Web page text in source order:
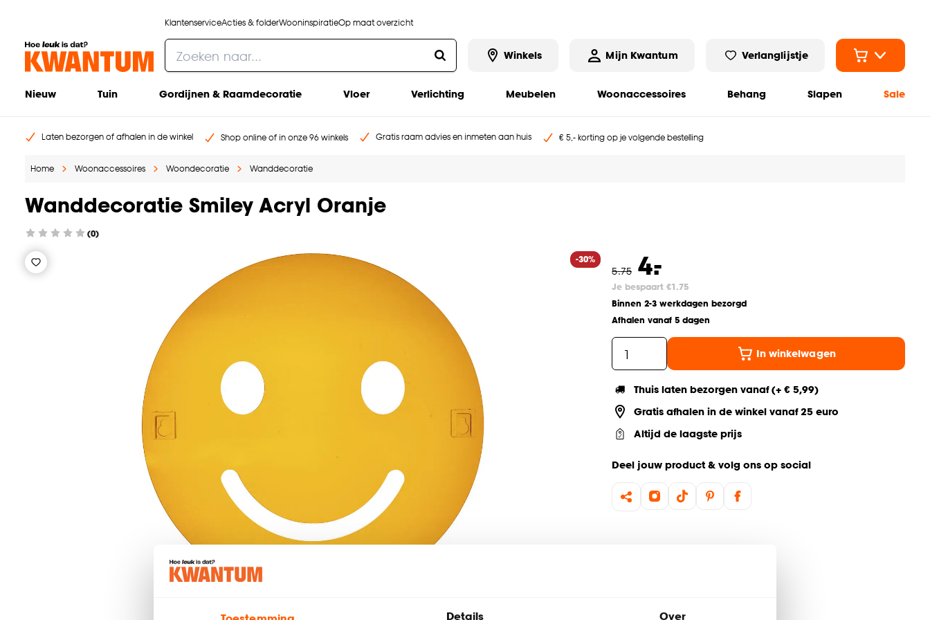
Details Over
KlantenserviceActies & folderWooninspiratieOp maat overzicht
Winkels Mijn Kwantum Verlanglijstje
Nieuw Tuin Gordijnen & Raamdecoratie Vloer Verlichting Meubelen Woonaccessoires Behang Slapen Sale
Laten bezorgen of afhalen in de winkel Shop online of in onze 96 winkels Gratis raam advies en inmeten aan huis € 5,- korting op je volgende bestelling
Home Woonaccessoires Woondecoratie Wanddecoratie
Wanddecoratie Smiley Acryl Oranje
(0)
-30%
5.75 4.
-
Je bespaart €1.75
Binnen 2-3 werkdagen bezorgd
Afhalen vanaf 5 dagen
In winkelwagen
Thuis laten bezorgen vanaf (+ € 5,99)
Gratis afhalen in de winkel vanaf 25 euro
Altijd de laagste prijs
Deel jouw product & volg ons op social